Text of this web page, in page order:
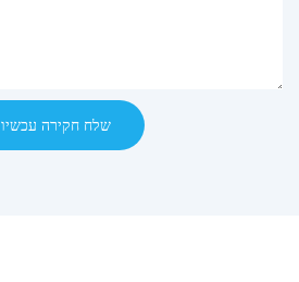
שלח חקירה עכשיו